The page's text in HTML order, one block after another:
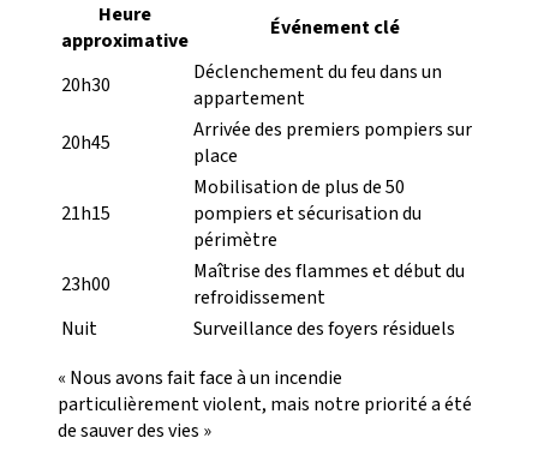
Heure
approximative
Événement clé
20h30
Déclenchement du feu dans un
appartement
20h45
Arrivée des premiers pompiers sur
place
21h15
Mobilisation de plus de 50
pompiers et sécurisation du
périmètre
23h00
Maîtrise des flammes et début du
refroidissement
Nuit
Surveillance des foyers résiduels
« Nous avons fait face à un incendie
particulièrement violent, mais notre priorité a été
de sauver des vies »